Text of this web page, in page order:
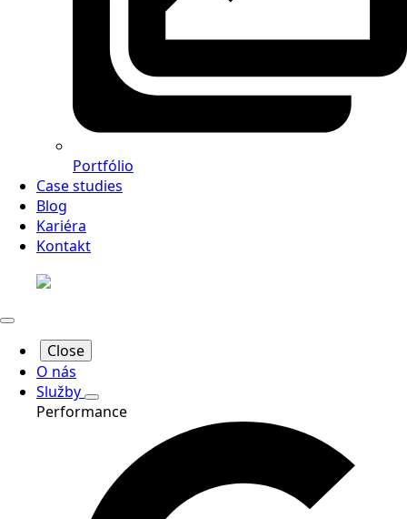
Portfólio
Case studies
Blog
Kariéra
Kontakt
Close
O nás
Služby
Performance